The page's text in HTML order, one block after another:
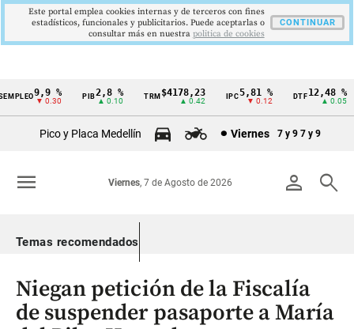
Cintillo
Colombia
9,9 %
▼ 0.30
PIB2,8 %
▲ 0.10
TRM$4178,23
▲ 0.42
5,81 %
▼ 0.12
DTF12,48 %
▲ 0.05
Pico y Placa Medellín Viernes 7 y 9 7 y 9
person search
Viernes, 7 de Agosto de 2026
menu
Temas recomendados
Niegan petición de la Fiscalía
de suspender pasaporte a María
Este portal emplea cookies internas y de terceros con fines
estadísticos, funcionales y publicitarios. Puede aceptarlas o
consultar más en nuestra politica de cookies
CONTINUAR